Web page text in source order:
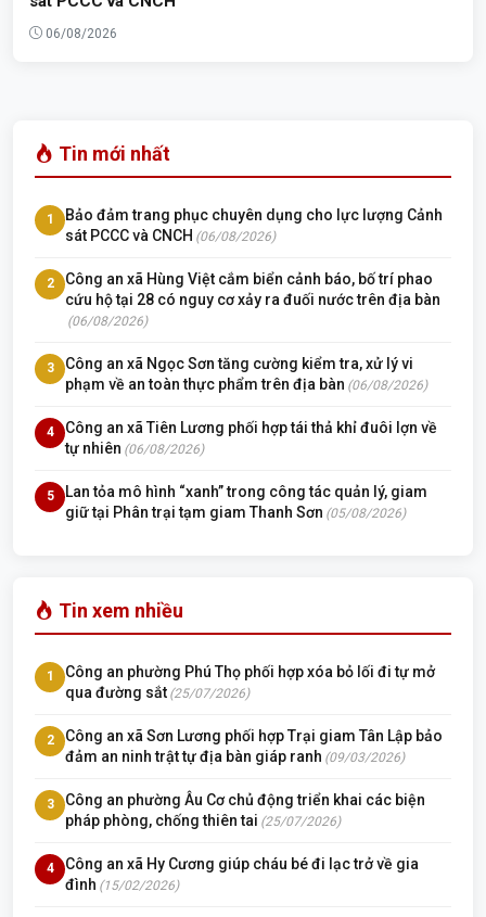
06/08/2026
Tin mới nhất
1
Bảo đảm trang phục chuyên dụng cho lực lượng Cảnh
sát PCCC và CNCH (06/08/2026)
2
Công an xã Hùng Việt cắm biển cảnh báo, bố trí phao
cứu hộ tại 28 có nguy cơ xảy ra đuối nước trên địa bàn
(06/08/2026)
3
Công an xã Ngọc Sơn tăng cường kiểm tra, xử lý vi
phạm về an toàn thực phẩm trên địa bàn (06/08/2026)
4
Công an xã Tiên Lương phối hợp tái thả khỉ đuôi lợn về
tự nhiên (06/08/2026)
5
Lan tỏa mô hình “xanh” trong công tác quản lý, giam
giữ tại Phân trại tạm giam Thanh Sơn (05/08/2026)
Tin xem nhiều
1
Công an phường Phú Thọ phối hợp xóa bỏ lối đi tự mở
qua đường sắt (25/07/2026)
2
Công an xã Sơn Lương phối hợp Trại giam Tân Lập bảo
đảm an ninh trật tự địa bàn giáp ranh (09/03/2026)
3
Công an phường Âu Cơ chủ động triển khai các biện
pháp phòng, chống thiên tai (25/07/2026)
4
Công an xã Hy Cương giúp cháu bé đi lạc trở về gia
đình (15/02/2026)